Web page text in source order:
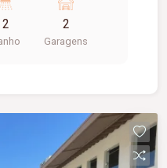
com rodapé
Louças Deca; Gás
com box e ducha
Muros com
proporcionando mais
2 2
Garagens